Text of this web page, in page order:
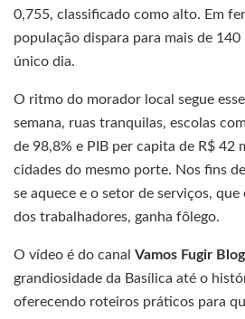
0,755, classificado como alto. Em
população dispara para mais de 140
único dia.
O ritmo do morador local segue
semana, ruas tranquilas, escolas
de 98,8% e PIB per capita de R$ 42
cidades do mesmo porte. Nos fins
se aquece e o setor de serviços, que
dos trabalhadores, ganha fôlego.
O vídeo é do canal Vamos Fugir Blog
grandiosidade da Basílica até o
oferecendo roteiros práticos para